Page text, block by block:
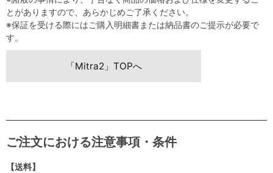
とがありますので、あらかじめご了承ください。
※保証を受ける際にはご購入明細書または納品書のご提示が必要で
す。
「Mitra2」TOPへ
ご注文における注意事項・条件
【送料】